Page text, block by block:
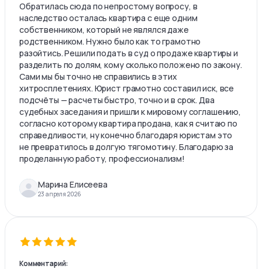
Обратилась сюда по непростому вопросу, в
наследство осталась квартира с еще одним
собственником, который не являлся даже
родственником. Нужно было как то грамотно
разойтись. Решили подать в суд о продаже квартиры и
разделить по долям, кому сколько положено по закону.
Сами мы бы точно не справились в этих
хитросплетениях. Юрист грамотно составил иск, все
подсчёты — расчеты быстро, точно и в срок. Два
судебных заседания и пришли к мировому соглашению,
согласно которому квартира продана, как я считаю по
справедливости, ну конечно благодаря юристам это
не превратилось в долгую тягомотину. Благодарю за
проделанную работу, профессионализм!
Марина Елисеева
23 апреля 2026
Комментарий: